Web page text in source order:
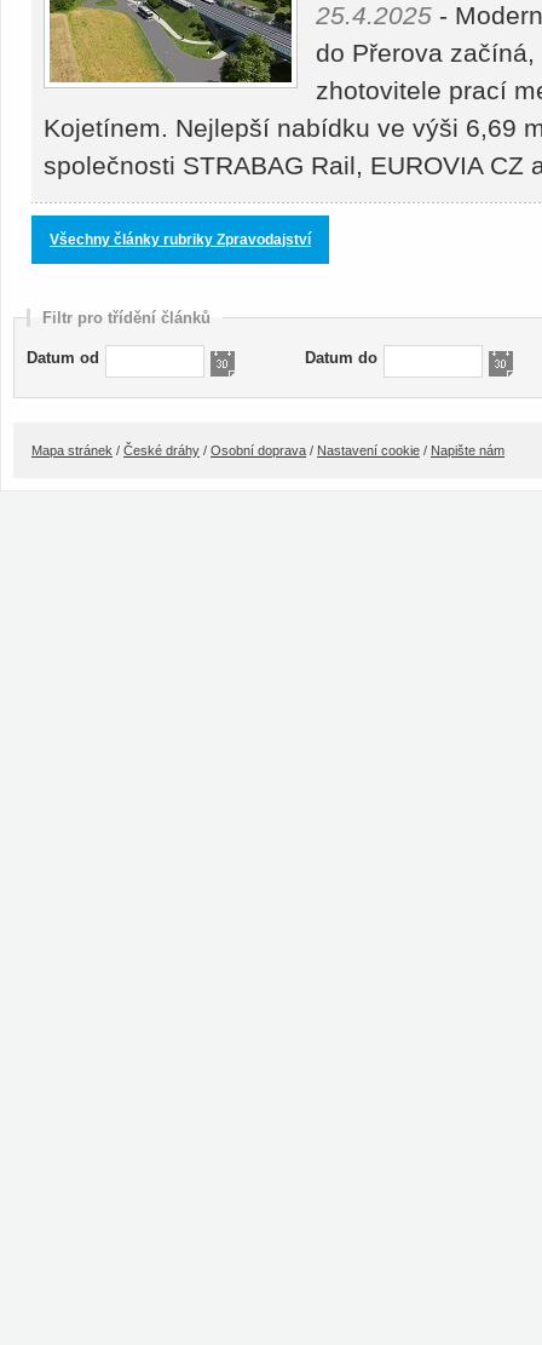
25.4.2025 -
do Přerova
zhotovitele prací
Kojetínem. Nejlepší nabídku ve výši 6,69
společnosti STRABAG Rail, EUROVIA
Všechny články rubriky Zpravodajství
Filtr pro třídění článků
Datum od Datum do
Mapa stránek / České dráhy / Osobní doprava / Nastavení cookie / Napište nám